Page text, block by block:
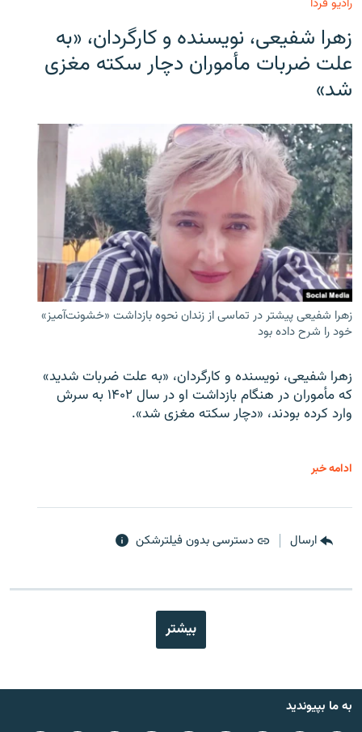
زهرا شفیعی، نویسنده و کارگردان، «به
علت ضربات مأموران دچار سکته مغزی
شد»
زهرا شفیعی پیشتر در تماسی از زندان نحوه بازداشت «خشونت‌آمیز»
خود را شرح داده بود
زهرا شفیعی، نویسنده و کارگردان، «به علت ضربات شدید»
که مأموران در هنگام بازداشت او در سال ۱۴۰۲ به سرش
وارد کرده بودند، «دچار سکته مغزی شد».
ادامه خبر
ارسال دسترسی بدون فیلترشکن
بیشتر
به ما بپیوندید